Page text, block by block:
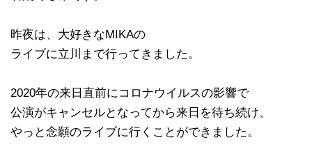
昨夜は、大好きなMIKAの
ライブに立川まで行ってきました。
2020年の来日直前にコロナウイルスの影響で
公演がキャンセルとなってから来日を待ち続け、
やっと念願のライブに行くことができました。